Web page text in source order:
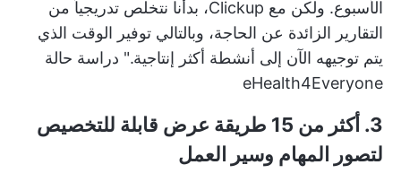
الأسبوع. ولكن مع Clickup، بدأنا نتخلص تدريجياً من
التقارير الزائدة عن الحاجة، وبالتالي توفير الوقت الذي
يتم توجيهه الآن إلى أنشطة أكثر إنتاجية." دراسة حالة
eHealth4Everyone
3. أكثر من 15 طريقة عرض قابلة للتخصيص
لتصور المهام وسير العمل